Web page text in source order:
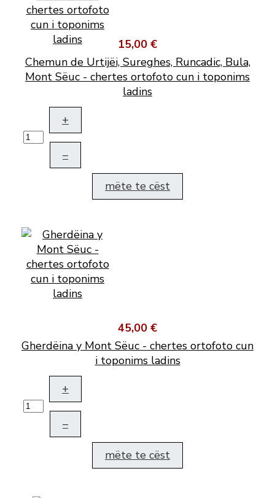
15,00 €
Chemun de Urtijëi, Sureghes, Runcadic, Bula,
Mont Sëuc - chertes ortofoto cun i toponims
ladins
+
–
mëte te cëst
45,00 €
Gherdëina y Mont Sëuc - chertes ortofoto cun
i toponims ladins
+
–
mëte te cëst